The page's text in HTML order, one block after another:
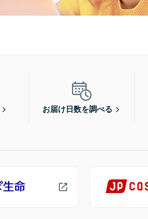
お届け日数を調べる